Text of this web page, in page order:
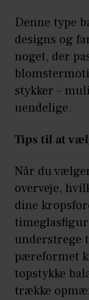
Denne type
designs og
noget, der
stykker –
uendelige.
Tips til at
Når du
overveje,
dine
understrege
pæreformet
topstykke
trække